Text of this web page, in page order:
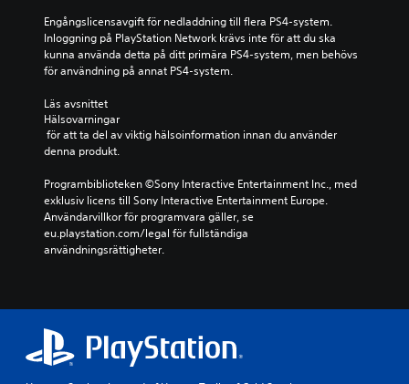
Engångslicensavgift för nedladdning till flera PS4-system.
Inloggning på PlayStation Network krävs inte för att du ska
kunna använda detta på ditt primära PS4-system, men behövs
för användning på annat PS4-system.
Läs avsnittet
Hälsovarningar
denna produkt.
Programbiblioteken ©Sony Interactive Entertainment Inc., med
exklusiv licens till Sony Interactive Entertainment Europe.
Användarvillkor för programvara gäller, se
eu.playstation.com/legal för fullständiga
användningsrättigheter.